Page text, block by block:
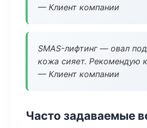
— Клиент компании
SMAS-лифтинг — овал
кожа сияет. Рекомендую
— Клиент компании
Часто задаваемые